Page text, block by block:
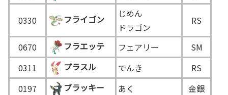
0330 フライゴン
じめん
ドラゴン
RS
0670 フラエッテ フェアリー
SM
0311
プラスル でんき
RS
0197
ブラッキー あく
金銀